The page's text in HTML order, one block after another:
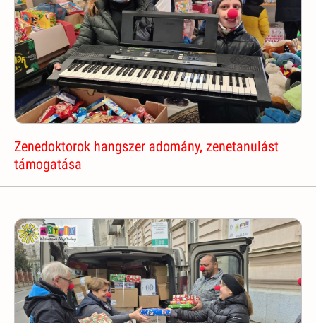
Zenedoktorok hangszer adomány, zenetanulást
támogatása